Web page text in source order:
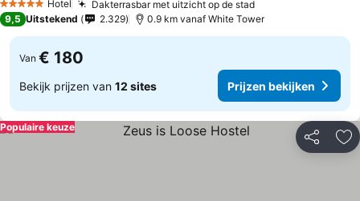
5 Sterren Hotel Dakterrasbar met uitzicht op de stad
9,5 Uitstekend 2.329 0.9 km vanaf White Tower
Van € 180
Bekijk prijzen van 12 sites Prijzen bekijken
Delen
Populaire keuze